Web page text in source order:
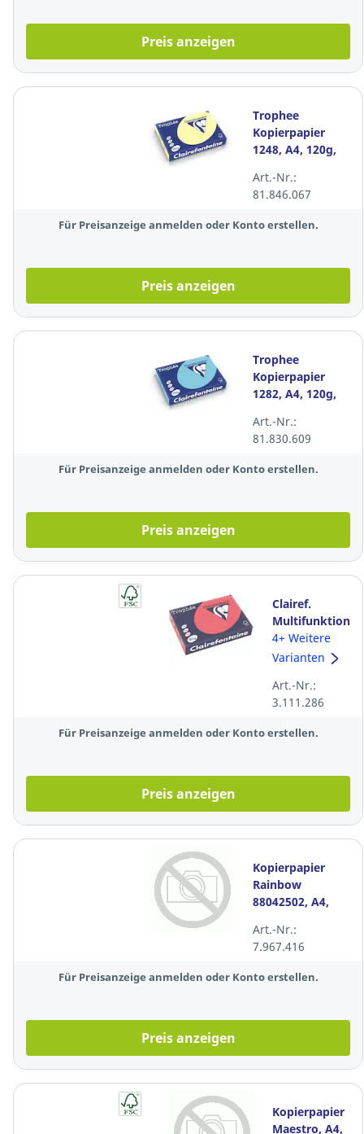
Preis anzeigen
Trophee
Kopierpapier
1248, A4, 120g,
Blatt
Art.-Nr.:
81.846.067
Für Preisanzeige anmelden oder Konto erstellen.
Preis anzeigen
Trophee
Kopierpapier
1282, A4, 120g,
Blatt
Art.-Nr.:
81.830.609
Für Preisanzeige anmelden oder Konto erstellen.
Preis anzeigen
Clairef.
Trophée
2973C, A4, 80
neon 500Bl
4+ Weitere
Varianten
Art.-Nr.:
3.111.286
Für Preisanzeige anmelden oder Konto erstellen.
Preis anzeigen
Kopierpapier
Rainbow
88042502, A4,
Blatt
Art.-Nr.:
7.967.416
Für Preisanzeige anmelden oder Konto erstellen.
Preis anzeigen
Kopierpapier
Maestro, A4,